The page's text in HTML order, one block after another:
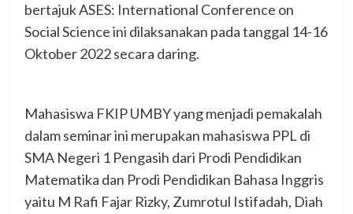
bertajuk ASES: International Conference on
Social Science ini dilaksanakan pada tanggal 14-16
Oktober 2022 secara daring.
Mahasiswa FKIP UMBY yang menjadi pemakalah
dalam seminar ini merupakan mahasiswa PPL di
SMA Negeri 1 Pengasih dari Prodi Pendidikan
Matematika dan Prodi Pendidikan Bahasa Inggris
yaitu M Rafi Fajar Rizky, Zumrotul Istifadah, Diah